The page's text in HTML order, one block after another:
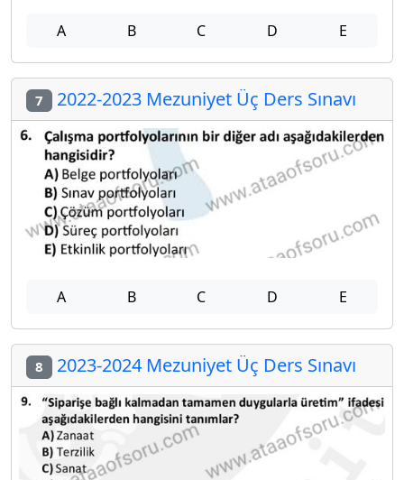
A B C D E
7 2022-2023 Mezuniyet Üç Ders Sınavı
A B C D E
8 2023-2024 Mezuniyet Üç Ders Sınavı